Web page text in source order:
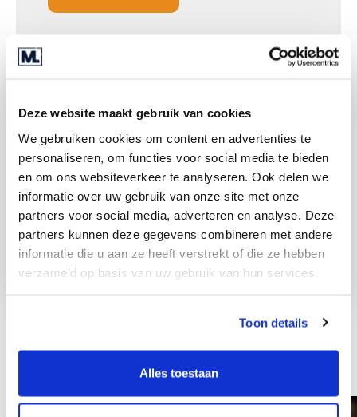
Deze website maakt gebruik van cookies
We gebruiken cookies om content en advertenties te
personaliseren, om functies voor social media te bieden
en om ons websiteverkeer te analyseren. Ook delen we
informatie over uw gebruik van onze site met onze
partners voor social media, adverteren en analyse. Deze
partners kunnen deze gegevens combineren met andere
informatie die u aan ze heeft verstrekt of die ze hebben
verzameld op basis van uw gebruik van hun services.
Toon details
Alles toestaan
Other colleagues